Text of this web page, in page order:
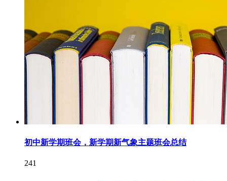
初中新学期班会，新学期新气象主题班会总结
241